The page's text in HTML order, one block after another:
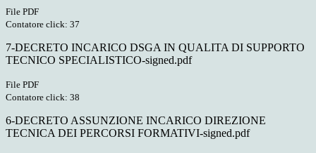
File PDF
Contatore click: 37
7-DECRETO INCARICO DSGA IN QUALITA DI SUPPORTO
TECNICO SPECIALISTICO-signed.pdf
File PDF
Contatore click: 38
6-DECRETO ASSUNZIONE INCARICO DIREZIONE
TECNICA DEI PERCORSI FORMATIVI-signed.pdf